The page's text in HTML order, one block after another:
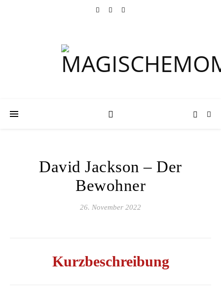
David Jackson – Der
Bewohner
26. November 2022
Kurzbeschreibung